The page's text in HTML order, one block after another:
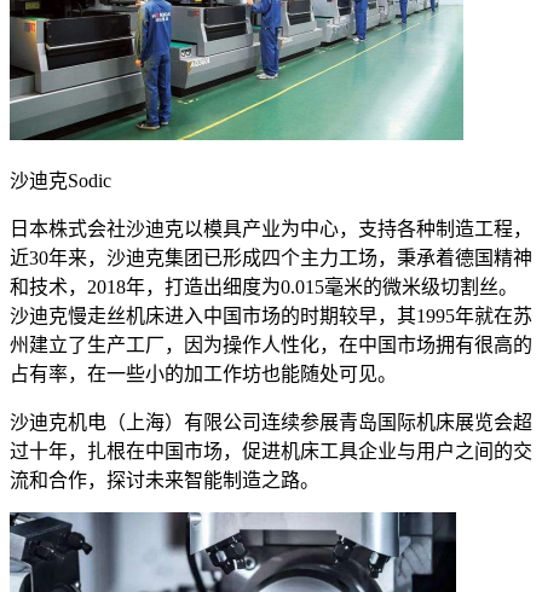
沙迪克Sodic
日本株式会社沙迪克以模具产业为中心，支持各种制造工程，
近30年来，沙迪克集团已形成四个主力工场，秉承着德国精神
和技术，2018年，打造出细度为0.015毫米的微米级切割丝。
沙迪克慢走丝机床进入中国市场的时期较早，其1995年就在苏
州建立了生产工厂，因为操作人性化，在中国市场拥有很高的
占有率，在一些小的加工作坊也能随处可见。
沙迪克机电（上海）有限公司连续参展青岛国际机床展览会超
过十年，扎根在中国市场，促进机床工具企业与用户之间的交
流和合作，探讨未来智能制造之路。